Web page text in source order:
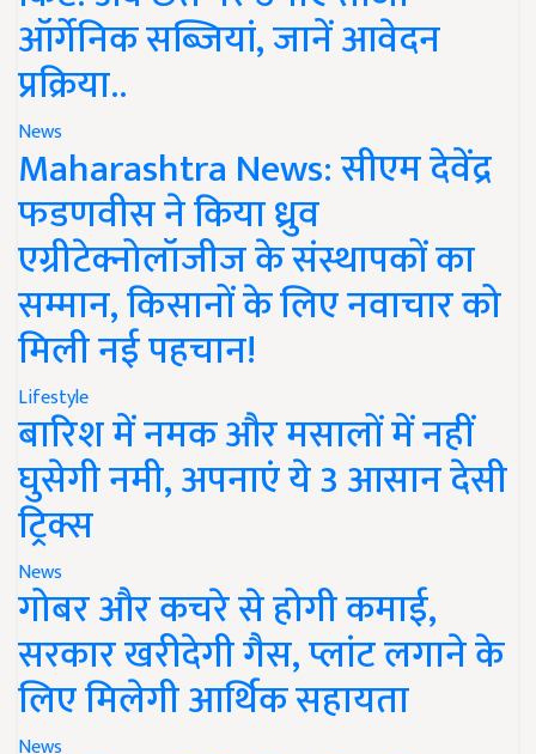
ऑर्गेनिक सब्जियां, जानें आवेदन
प्रक्रिया..
News
Maharashtra News: सीएम देवेंद्र
फडणवीस ने किया ध्रुव
एग्रीटेक्नोलॉजीज के संस्थापकों का
सम्मान, किसानों के लिए नवाचार को
मिली नई पहचान!
Lifestyle
बारिश में नमक और मसालों में नहीं
घुसेगी नमी, अपनाएं ये 3 आसान देसी
ट्रिक्स
News
गोबर और कचरे से होगी कमाई,
सरकार खरीदेगी गैस, प्लांट लगाने के
लिए मिलेगी आर्थिक सहायता
News